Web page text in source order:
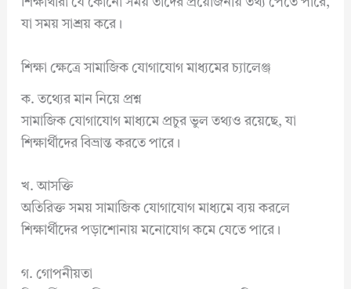
যা সময় সাশ্রয় করে।
শিক্ষা ক্ষেত্রে সামাজিক যোগাযোগ মাধ্যমের চ্যালেঞ্জ
ক. তথ্যের মান নিয়ে প্রশ্ন
সামাজিক যোগাযোগ মাধ্যমে প্রচুর ভুল তথ্যও রয়েছে, যা
শিক্ষার্থীদের বিভ্রান্ত করতে পারে।
খ. আসক্তি
অতিরিক্ত সময় সামাজিক যোগাযোগ মাধ্যমে ব্যয় করলে
শিক্ষার্থীদের পড়াশোনায় মনোযোগ কমে যেতে পারে।
গ. গোপনীয়তা